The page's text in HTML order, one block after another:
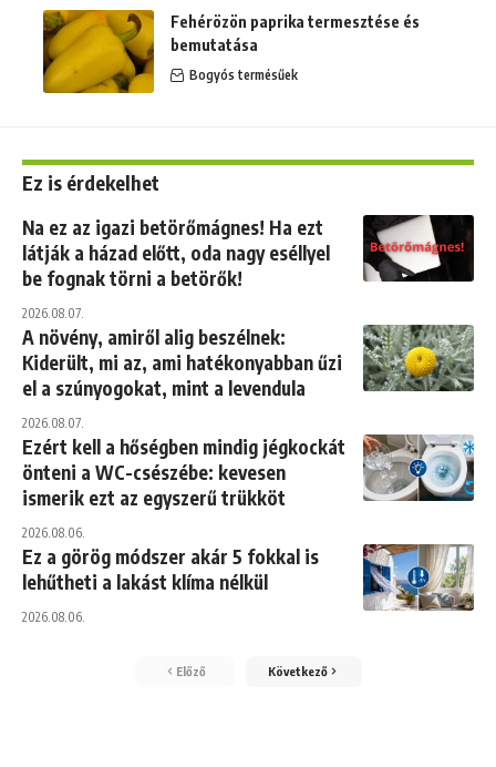
Fehérözön paprika termesztése és
bemutatása
Bogyós termésűek
Ez is érdekelhet
Na ez az igazi betörőmágnes! Ha ezt
látják a házad előtt, oda nagy eséllyel
be fognak törni a betörők!
2026.08.07.
A növény, amiről alig beszélnek:
Kiderült, mi az, ami hatékonyabban űzi
el a szúnyogokat, mint a levendula
2026.08.07.
Ezért kell a hőségben mindig jégkockát
önteni a WC-csészébe: kevesen
ismerik ezt az egyszerű trükköt
2026.08.06.
Ez a görög módszer akár 5 fokkal is
lehűtheti a lakást klíma nélkül
2026.08.06.
Előző Következő